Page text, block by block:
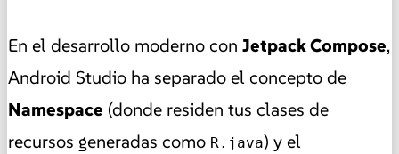
En el desarrollo moderno con Jetpack Compose,
Android Studio ha separado el concepto de
Namespace (donde residen tus clases de
recursos generadas como R.java) y el